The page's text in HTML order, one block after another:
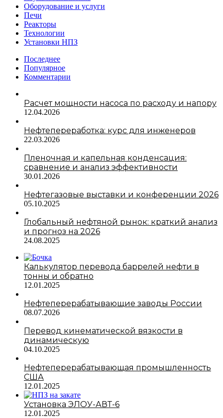
Оборудование и услуги
Печи
Реакторы
Технологии
Установки НПЗ
Последнее
Популярное
Комментарии
Расчет мощности насоса по расходу и напору
12.04.2026
Нефтепереработка: курс для инженеров
22.03.2026
Пленочная и капельная конденсация:
сравнение и анализ эффективности
30.01.2026
Нефтегазовые выставки и конференции 2026
05.10.2025
Глобальный нефтяной рынок: краткий анализ
и прогноз на 2026
24.08.2025
Калькулятор перевода баррелей нефти в
тонны и обратно
12.01.2025
Нефтеперерабатывающие заводы России
08.07.2026
Перевод кинематической вязкости в
динамическую
04.10.2025
Нефтеперерабатывающая промышленность
США
12.01.2025
Установка ЭЛОУ-АВТ-6
12.01.2025